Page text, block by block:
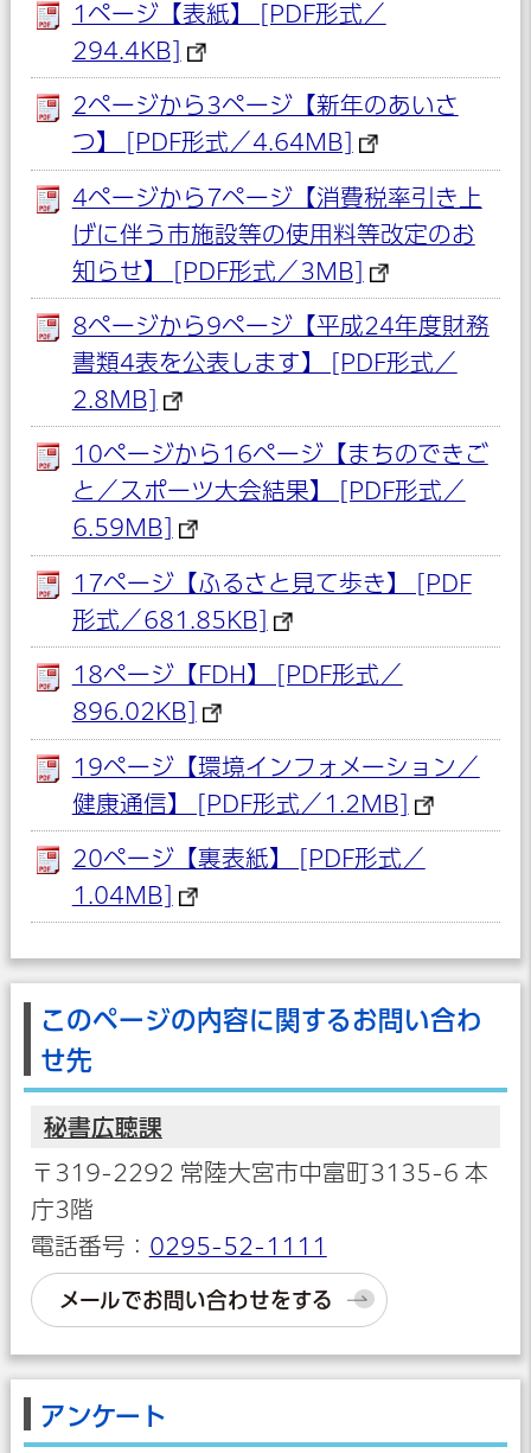
1ページ【表紙】 [PDF形式／
294.4KB]
2ページから3ページ【新年のあいさ
つ】 [PDF形式／4.64MB]
4ページから7ページ【消費税率引き上
げに伴う市施設等の使用料等改定のお
知らせ】 [PDF形式／3MB]
8ページから9ページ【平成24年度財務
書類4表を公表します】 [PDF形式／
2.8MB]
10ページから16ページ【まちのできご
と／スポーツ大会結果】 [PDF形式／
6.59MB]
17ページ【ふるさと見て歩き】 [PDF
形式／681.85KB]
18ページ【FDH】 [PDF形式／
896.02KB]
19ページ【環境インフォメーション／
健康通信】 [PDF形式／1.2MB]
20ページ【裏表紙】 [PDF形式／
1.04MB]
このページの内容に関するお問い合わ
せ先
秘書広聴課
〒319-2292 常陸大宮市中富町3135-6 本
庁3階
電話番号： 0295-52-1111
メールでお問い合わせをする
アンケート